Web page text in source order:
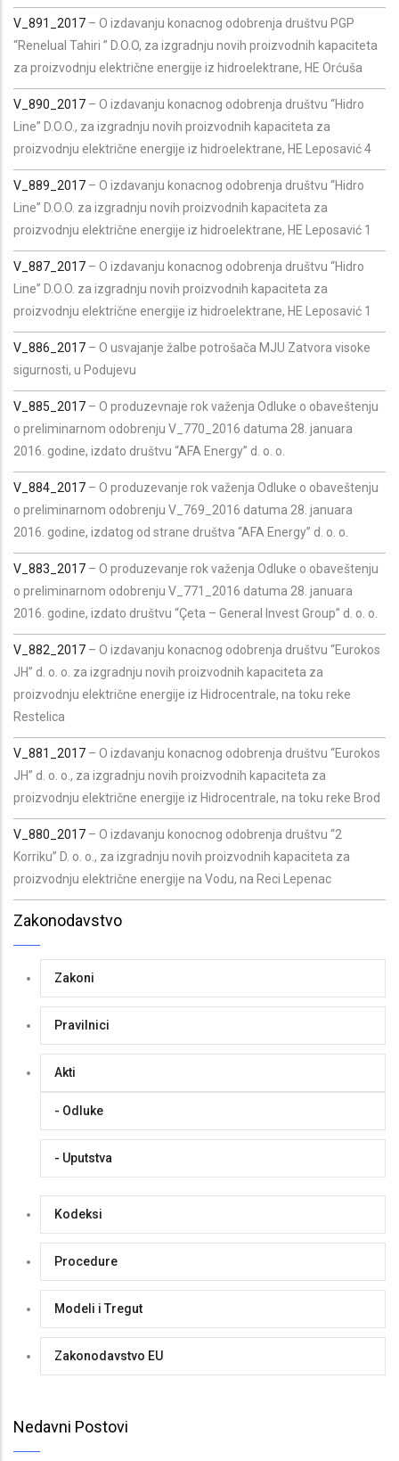
V_891_2017 – O izdavanju konacnog odobrenja društvu PGP
“Renelual Tahiri ” D.O.O, za izgradnju novih proizvodnih kapaciteta
za proizvodnju električne energije iz hidroelektrane, HE Orćuša
V_890_2017 – O izdavanju konacnog odobrenja društvu “Hidro
Line” D.O.O., za izgradnju novih proizvodnih kapaciteta za
proizvodnju električne energije iz hidroelektrane, HE Leposavić 4
V_889_2017 – O izdavanju konacnog odobrenja društvu “Hidro
Line” D.O.O. za izgradnju novih proizvodnih kapaciteta za
proizvodnju električne energije iz hidroelektrane, HE Leposavić 1
V_887_2017 – O izdavanju konacnog odobrenja društvu “Hidro
Line” D.O.O. za izgradnju novih proizvodnih kapaciteta za
proizvodnju električne energije iz hidroelektrane, HE Leposavić 1
V_886_2017 – O usvajanje žalbe potrošača MJU Zatvora visoke
sigurnosti, u Podujevu
V_885_2017 – O produzevnaje rok važenja Odluke o obaveštenju
o preliminarnom odobrenju V_770_2016 datuma 28. januara
2016. godine, izdato društvu “AFA Energy” d. o. o.
V_884_2017 – O produzevanje rok važenja Odluke o obaveštenju
o preliminarnom odobrenju V_769_2016 datuma 28. januara
2016. godine, izdatog od strane društva “AFA Energy” d. o. o.
V_883_2017 – O produzevanje rok važenja Odluke o obaveštenju
o preliminarnom odobrenju V_771_2016 datuma 28. januara
2016. godine, izdato društvu “Çeta – General Invest Group” d. o. o.
V_882_2017 – O izdavanju konacnog odobrenja društvu “Eurokos
JH” d. o. o. za izgradnju novih proizvodnih kapaciteta za
proizvodnju električne energije iz Hidrocentrale, na toku reke
Restelica
V_881_2017 – O izdavanju konacnog odobrenja društvu “Eurokos
JH” d. o. o., za izgradnju novih proizvodnih kapaciteta za
proizvodnju električne energije iz Hidrocentrale, na toku reke Brod
V_880_2017 – O izdavanju konocnog odobrenja društvu “2
Korriku” D. o. o., za izgradnju novih proizvodnih kapaciteta za
proizvodnju električne energije na Vodu, na Reci Lepenac
Zakonodavstvo
Zakoni
Pravilnici
Akti
- Odluke
- Uputstva
Kodeksi
Procedure
Modeli i Tregut
Zakonodavstvo EU
Nedavni Postovi